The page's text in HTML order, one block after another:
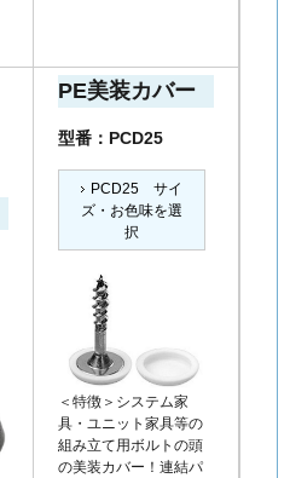
PE美装カバー
型番：PCD25
PCD25 サイ
ズ・お色味を選
択
＜特徴＞システム家
具・ユニット家具等の
組み立て用ボルトの頭
の美装カバー！連結パ